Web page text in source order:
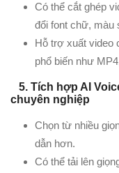
Có thể cắt ghép
đổi font chữ, màu
Hỗ trợ xuất video
phổ biến như
5. Tích hợp AI
chuyên nghiệp
Chọn từ nhiều
dẫn hơn.
Có thể tải lên